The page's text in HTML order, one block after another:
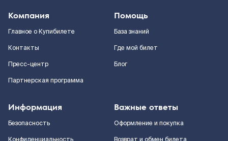
Компания
Главное о Купибилете
Контакты
Пресс-центр
Партнерская программа
Помощь
База знаний
Где мой билет
Блог
Информация
Безопасность
Важные ответы
Оформление и покупка